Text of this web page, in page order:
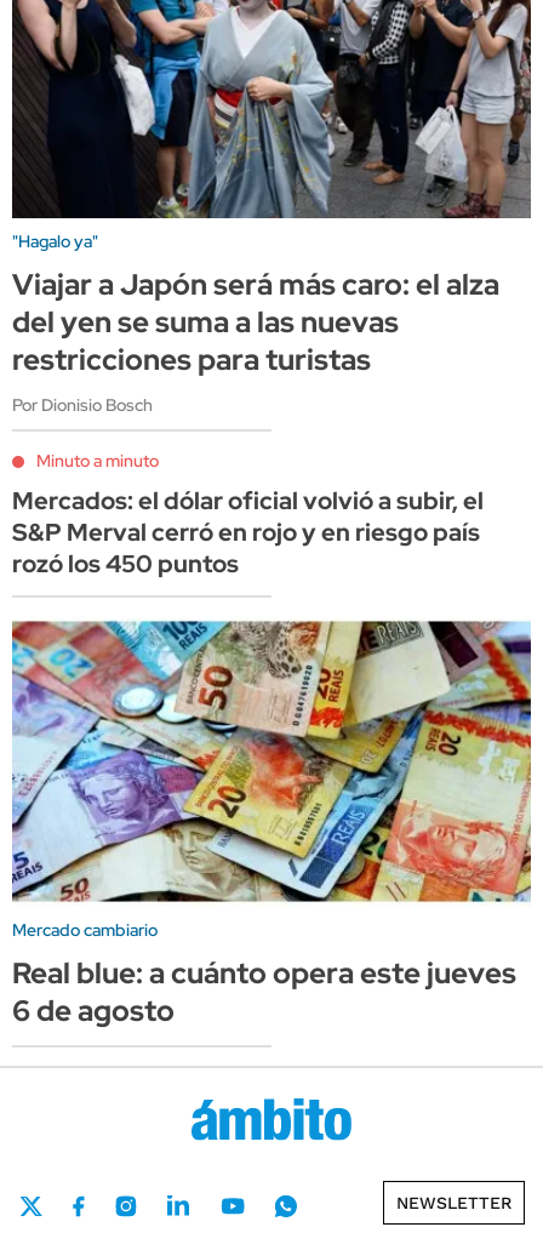
"Hagalo ya"
Viajar a Japón será más caro: el alza
del yen se suma a las nuevas
restricciones para turistas
Por Dionisio Bosch
Minuto a minuto
Mercados: el dólar oficial volvió a subir, el
S&P Merval cerró en rojo y en riesgo país
rozó los 450 puntos
Mercado cambiario
Real blue: a cuánto opera este jueves
6 de agosto
NEWSLETTER